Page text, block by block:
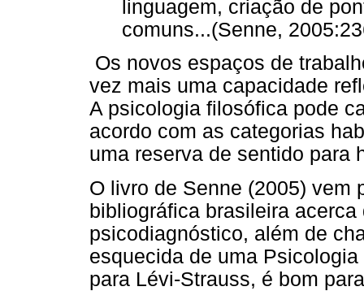
linguagem, criação de
comuns...(Senne,
Os novos espaços de
vez mais uma capacidade
A psicologia filosófica pode
acordo com as categorias
uma reserva de sentido para
O livro de Senne (2005) vem
bibliográfica brasileira
psicodiagnóstico, além de
esquecida de uma
para Lévi-Strauss, é bom